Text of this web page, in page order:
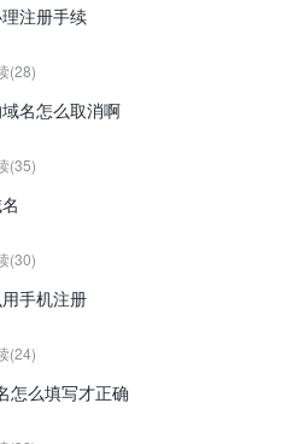
注册手续
(28)
名怎么取消啊
(35)
(30)
手机注册
(24)
怎么填写才正确